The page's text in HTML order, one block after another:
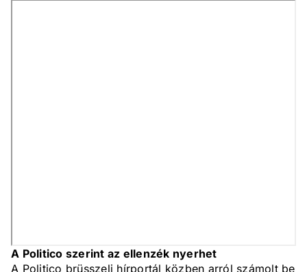
A Politico szerint az ellenzék nyerhet
A Politico brüsszeli hírportál közben arról számolt be